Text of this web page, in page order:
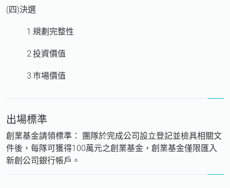
(四)決選
1.規劃完整性
2.投資價值
3.巿場價值
出場標準
創業基金請領標準： 團隊於完成公司設立登記並檢具相關文
件後，每隊可獲得100萬元之創業基金，創業基金僅限匯入
新創公司銀行帳戶。